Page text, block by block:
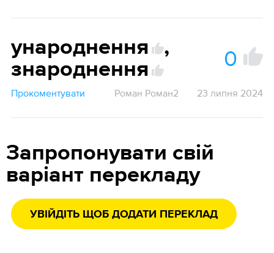
ународнення
,
знароднення
0
Прокоментувати Роман Роман2 23 липня 2024
Запропонувати свій
варіант перекладу
УВІЙДІТЬ ЩОБ ДОДАТИ ПЕРЕКЛАД